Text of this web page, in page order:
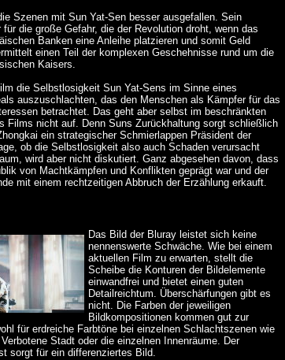
Szenen mit Sun Yat-Sen besser ausgefallen. Sein
die große Gefahr, die der Revolution droht, wenn das
Banken eine Anleihe platzieren und somit Geld
einen Teil der komplexen Geschehnisse rund um die
Kaisers.
die Selbstlosigkeit Sun Yat-Sens im Sinne eines
auszuschlachten, das den Menschen als Kämpfer für das
betrachtet. Das geht aber selbst im beschränkten
Films nicht auf. Denn Suns Zurückhaltung sorgt schließlich
ein strategischer Schmierlappen Präsident der
ob die Selbstlosigkeit also auch Schaden verursacht
wird aber nicht diskutiert. Ganz abgesehen davon, dass
von Machtkämpfen und Konflikten geprägt war und der
mit einem rechtzeitigen Abbruch der Erzählung erkauft.
Das Bild der Bluray leistet sich keine
nennenswerte Schwäche. Wie bei einem
aktuellen Film zu erwarten, stellt die
Scheibe die Konturen der Bildelemente
einwandfrei und bietet einen guten
Detailreichtum. Überschärfungen gibt es
nicht. Die Farben der jeweiligen
Bildkompositionen kommen gut zur
für erdreiche Farbtöne bei einzelnen Schlachtszenen wie
Stadt oder die einzelnen Innenräume. Der
sorgt für ein differenziertes Bild.